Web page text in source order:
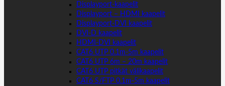
Displayport-kaapelit
Displayport – HDMI kaapelit
Displayport-DVI kaapelit
DVI-D kaapelit
HDMI-DVI kaapelit
CAT6 UTP 0.1m-5m kaapelit
CAT6 UTP 6m – 20m kaapelit
CAT6 UTP pitkät välikaapelit
CAT6 S/FTP 0.1m-5m kaapelit